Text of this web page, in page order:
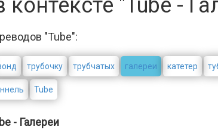
"Tube -
"Tube":
трубочку трубчатых галереи катетер
Tube
- Галереи